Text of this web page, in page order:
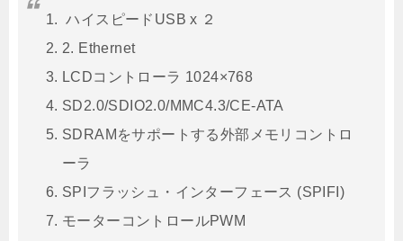
ハイスピードUSB x ２
2. Ethernet
LCDコントローラ 1024×768
SD2.0/SDIO2.0/MMC4.3/CE-ATA
SDRAMをサポートする外部メモリコントロ
ーラ
SPIフラッシュ・インターフェース (SPIFI)
モーターコントロールPWM